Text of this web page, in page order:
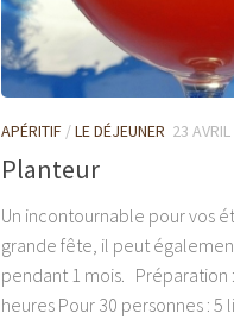
APÉRITIF /LE DÉJEUNER 23
Planteur
Un incontournable pour vos
grande fête, il peut
pendant 1 mois. Préparation
heures Pour 30 personnes : 5